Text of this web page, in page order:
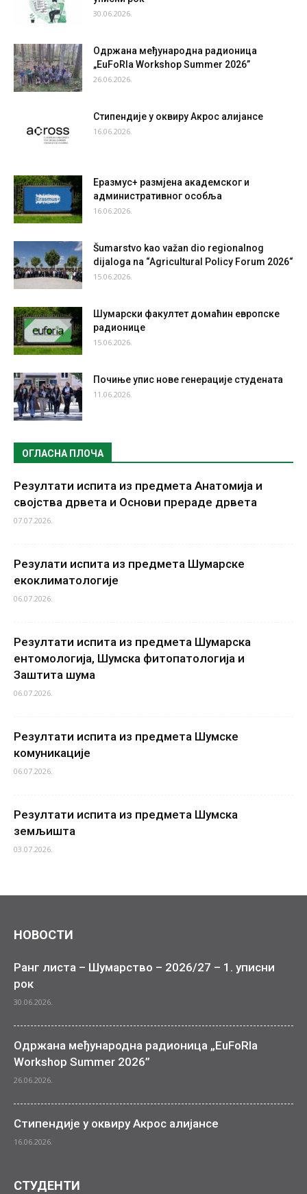
30.06.2026.
Одржана међународна радионица
„EuFoRIa Workshop Summer 2026”
26.06.2026.
Стипендије у оквиру Акрос алијансе
16.06.2026.
Еразмус+ размјена академског и
административног особља
16.06.2026.
Šumarstvo kao važan dio regionalnog
dijaloga na “Agricultural Policy Forum 2026“
15.06.2026.
Шумарски факултет домаћин европске
радионице
15.06.2026.
Почиње упис нове генерације студената
11.06.2026.
ОГЛАСНА ПЛОЧА
Резултати испита из предмета Анатомија и
својства дрвета и Основи прераде дрвета
07.07.2026.
Резулати испита из предмета Шумарске
екоклиматологије
06.07.2026.
Резултати испита из предмета Шумарска
ентомологија, Шумска фитопатологија и
Заштита шума
06.07.2026.
Резултати испита из предмета Шумске
комуникације
06.07.2026.
Резултати испита из предмета Шумска
земљишта
03.07.2026.
НОВОСТИ
Ранг листа – Шумарство – 2026/27 – 1. уписни
рок
30.06.2026.
Одржана међународна радионица „EuFoRIa
Workshop Summer 2026”
26.06.2026.
Стипендије у оквиру Акрос алијансе
16.06.2026.
СТУДЕНТИ